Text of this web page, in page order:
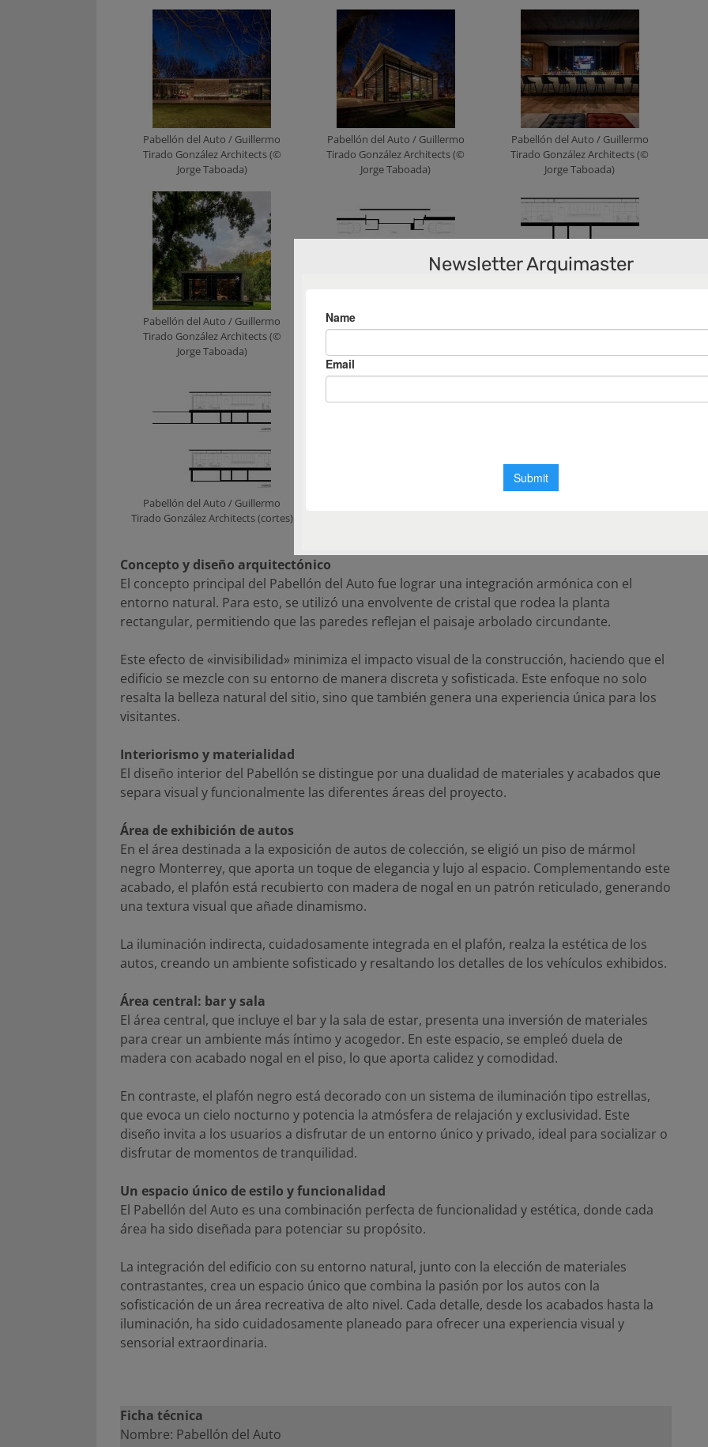
Pabellón del Auto / Guillermo
Tirado González Architects (©
Jorge Taboada)
Pabellón del Auto / Guillermo
Tirado González Architects (©
Jorge Taboada)
Pabellón del Auto / Guillermo
Tirado González Architects (©
Jorge Taboada)
Pabellón del Auto / Guillermo
Tirado González Architects (©
Jorge Taboada)
Pabellón del Auto / Guillermo
Tirado González Architects (planta)
Pabellón del Auto / Guillermo
Tirado González Architects (cortes)
Concepto y diseño arquitectónico
El concepto principal del Pabellón del Auto fue lograr una integración armónica con el
entorno natural. Para esto, se utilizó una envolvente de cristal que rodea la planta
rectangular, permitiendo que las paredes reflejan el paisaje arbolado circundante.
Este efecto de «invisibilidad» minimiza el impacto visual de la construcción, haciendo que el
edificio se mezcle con su entorno de manera discreta y sofisticada. Este enfoque no solo
resalta la belleza natural del sitio, sino que también genera una experiencia única para los
visitantes.
Interiorismo y materialidad
El diseño interior del Pabellón se distingue por una dualidad de materiales y acabados que
separa visual y funcionalmente las diferentes áreas del proyecto.
Área de exhibición de autos
En el área destinada a la exposición de autos de colección, se eligió un piso de mármol
negro Monterrey, que aporta un toque de elegancia y lujo al espacio. Complementando este
acabado, el plafón está recubierto con madera de nogal en un patrón reticulado, generando
una textura visual que añade dinamismo.
La iluminación indirecta, cuidadosamente integrada en el plafón, realza la estética de los
autos, creando un ambiente sofisticado y resaltando los detalles de los vehículos exhibidos.
Área central: bar y sala
El área central, que incluye el bar y la sala de estar, presenta una inversión de materiales
para crear un ambiente más íntimo y acogedor. En este espacio, se empleó duela de
madera con acabado nogal en el piso, lo que aporta calidez y comodidad.
En contraste, el plafón negro está decorado con un sistema de iluminación tipo estrellas,
que evoca un cielo nocturno y potencia la atmósfera de relajación y exclusividad. Este
diseño invita a los usuarios a disfrutar de un entorno único y privado, ideal para socializar o
disfrutar de momentos de tranquilidad.
Un espacio único de estilo y funcionalidad
El Pabellón del Auto es una combinación perfecta de funcionalidad y estética, donde cada
área ha sido diseñada para potenciar su propósito.
La integración del edificio con su entorno natural, junto con la elección de materiales
contrastantes, crea un espacio único que combina la pasión por los autos con la
sofisticación de un área recreativa de alto nivel. Cada detalle, desde los acabados hasta la
iluminación, ha sido cuidadosamente planeado para ofrecer una experiencia visual y
sensorial extraordinaria.
Ficha técnica
Nombre: Pabellón del Auto
Newsletter Arquimaster